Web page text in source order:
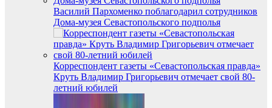
Василий Пархоменко поблагодарил сотрудников
Дома-музея Севастопольского подполья
Корреспондент газеты «Севастопольская правда»
Круть Владимир Григорьевич отмечает свой 80-
летний юбилей